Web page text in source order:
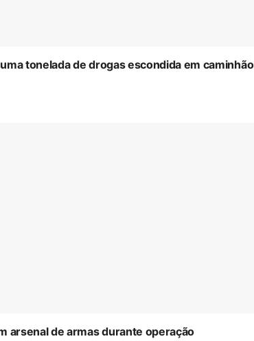
tonelada de drogas escondida em caminhão
arsenal de armas durante operação